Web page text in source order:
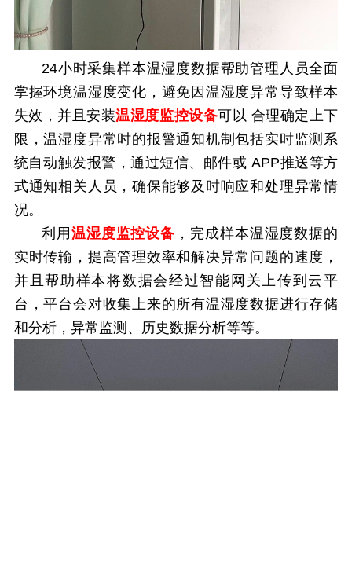
24小时采集样本温湿度数据帮助管理人员全面
掌握环境温湿度变化，避免因温湿度异常导致样本
失效，并且安装温湿度监控设备可以 合理确定上下
限，温湿度异常时的报警通知机制包括实时监测系
统自动触发报警，通过短信、邮件或 APP推送等方
式通知相关人员，确保能够及时响应和处理异常情
况。
利用 温湿度监控设备 ，完成样本温湿度数据的
实时传输，提高管理效率和解决异常问题的速度，
并且帮助样本将数据会经过智能网关上传到云平
台，平台会对收集上来的所有温湿度数据进行存储
和分析，异常监测、历史数据分析等等。